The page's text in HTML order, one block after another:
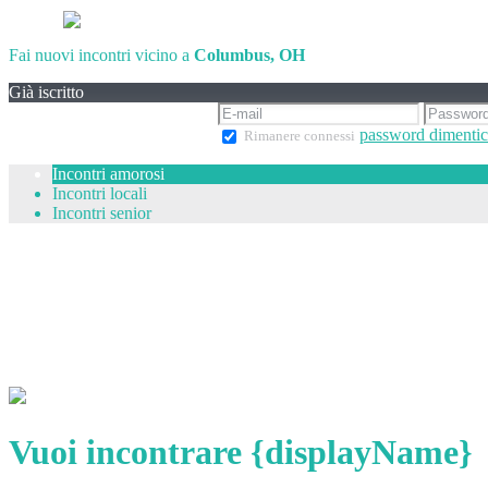
Fai nuovi incontri vicino a Columbus, OH
Già iscritto
Rimanere connessi password
Incontri amorosi
Incontri locali
Incontri senior
Vuoi incontrare {displayName}